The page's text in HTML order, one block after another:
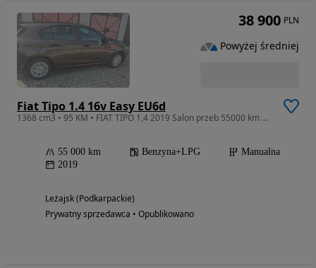
Fiat Tipo 1.4 16v Easy EU6d
1368 cm3 • 95 KM • FIAT TIPO 1,4 2019 Salon przeb 55000 km BENZ+GAZ fabryczny
55 000 km Benzyna+LPG
Manualna
2019
Leżajsk (Podkarpackie)
Prywatny sprzedawca • Opublikowano
38 900 PLN
Powyżej średniej